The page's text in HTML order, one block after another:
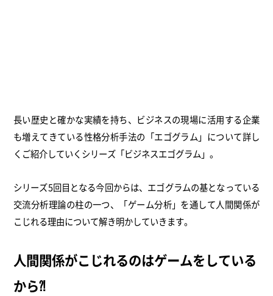
長い歴史と確かな実績を持ち、ビジネスの現場に活用する企業
も増えてきている性格分析手法の「エゴグラム」について詳し
くご紹介していくシリーズ「ビジネスエゴグラム」。
シリーズ5回目となる今回からは、エゴグラムの基となっている
交流分析理論の柱の一つ、「ゲーム分析」を通して人間関係が
こじれる理由について解き明かしていきます。
人間関係がこじれるのはゲームをしている
から⁈